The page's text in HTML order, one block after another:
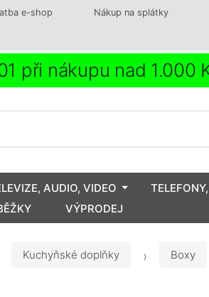
e-shop Nákup na splátky
při nákupu nad 1.000
AUDIO, VIDEO
VÝPRODEJ
Kuchyňské doplňky Boxy